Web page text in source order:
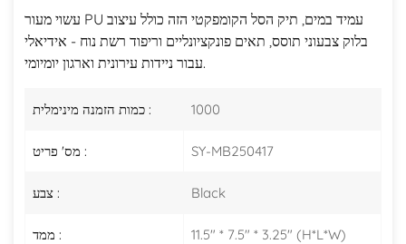
עשוי מעור PU עמיד במים, תיק הסל הקומפקטי הזה כולל עיצוב
בלוק צבעוני תוסס, תאים פונקציונליים וריפוד רשת נוח - אידיאלי
עבור ניידות עירונית וארגון יומיומי.
כמות הזמנה מינימלית : 1000
מס' פריט : SY-MB250417
צבע : Black
ממד : 11.5" * 7.5" * 3.25" (H*L*W)